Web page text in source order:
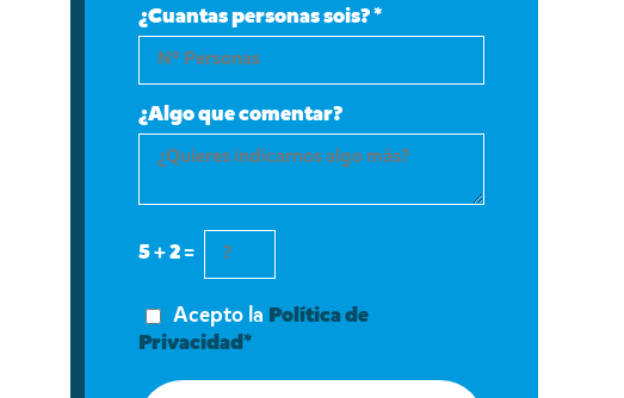
¿Cuantas personas sois? *
¿Algo que comentar?
5 + 2 =
Acepto la Política de
Privacidad*